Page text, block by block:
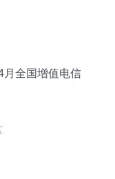
月全国增值电信